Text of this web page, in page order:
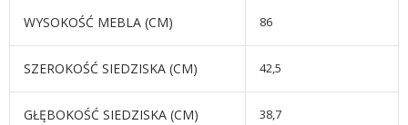
WYSOKOŚĆ MEBLA (CM) 86
SZEROKOŚĆ SIEDZISKA (CM) 42,5
GŁĘBOKOŚĆ SIEDZISKA (CM) 38,7